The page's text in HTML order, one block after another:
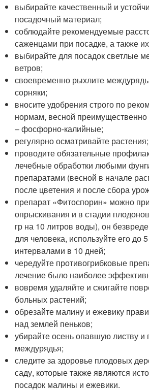
выбирайте качественный и
посадочный материал;
соблюдайте рекомендуемые
саженцами при посадке, а также
выбирайте для посадок светлые
ветров;
своевременно рыхлите
сорняки;
вносите удобрения строго по
нормам, весной
– фосфорно-калийные;
регулярно осматривайте растения;
проводите обязательные
лечебные обработки любыми
препаратами (весной в начале
после цветения и после сбора
препарат «Фитоспорин» можно
опрыскивания и в стадии
гр на 10 литров воды), он
для человека, используйте его до
интервалами в 10 дней;
чередуйте противогрибковые
лечение было наиболее
вовремя удаляйте и сжигайте
больных растений;
обрезайте малину и ежевику
над землей пеньков;
убирайте осень опавшую листву и
междурядья;
следите за здоровье плодовых
саду, которые также являются
посадок малины и ежевики.